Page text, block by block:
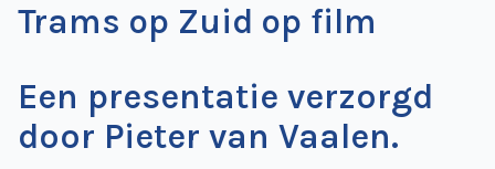
Afdelingen
Excursies
Actueel
Trams op Zuid op film
Een presentatie verzorgd
door Pieter van Vaalen.